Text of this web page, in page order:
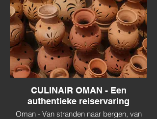
CULINAIR OMAN - Een
authentieke reiservaring
Oman - Van stranden naar bergen, van